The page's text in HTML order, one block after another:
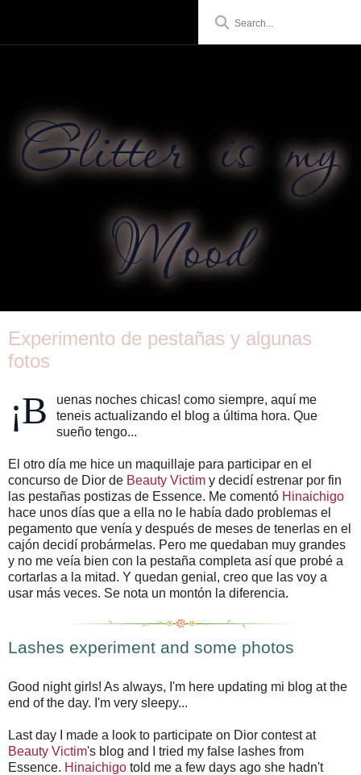
Glitter is my
Mood
Experimento de pestañas y algunas
fotos
¡B
uenas noches chicas! como siempre, aquí me
teneis actualizando el blog a última hora. Que
sueño tengo...
El otro día me hice un maquillaje para participar en el
concurso de Dior de Beauty Victim y decidí estrenar por fin
las pestañas postizas de Essence. Me comentó Hinaichigo
hace unos días que a ella no le había dado problemas el
pegamento que venía y después de meses de tenerlas en el
cajón decidí probármelas. Pero me quedaban muy grandes
y no me veía bien con la pestaña completa así que probé a
cortarlas a la mitad. Y quedan genial, creo que las voy a
usar más veces. Se nota un montón la diferencia.
Lashes experiment and some photos
Good night girls! As always, I'm here updating mi blog at the
end of the day. I'm very sleepy...
Last day I made a look to participate on Dior contest at
Beauty Victim's blog and I tried my false lashes from
Essence. Hinaichigo told me a few days ago she hadn't